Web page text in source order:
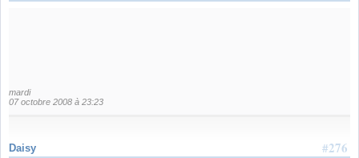
mardi
07 octobre 2008 à 23:23
#276
Daisy